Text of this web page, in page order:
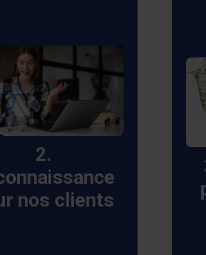
2.
nos clients
par des
dédiés aux
de santé
Cela
notre lien avec
et clients,
garantissant une
satisfaisante